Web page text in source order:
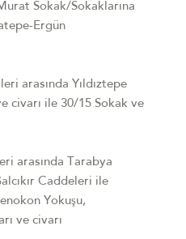
Sokak/Sokaklarına
Ergün
arasında Yıldıztepe
civarı ile 30/15 Sokak ve
arasında Tarabya
Caddeleri ile
Yokuşu,
ve civarı